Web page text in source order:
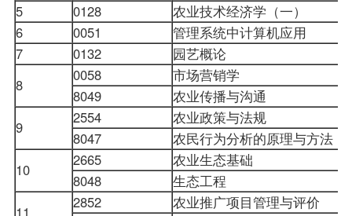
5
0128
农业技术经济学（一）
6
0051
管理系统中计算机应用
7
0132
园艺概论
8
0058
市场营销学
8049
农业传播与沟通
9
2554 农业政策与法规
8047
农民行为分析的原理与方法
10
2665
农业生态基础
8048
生态工程
11
2852
农业推广项目管理与评价